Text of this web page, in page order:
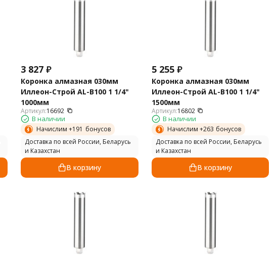
3 827 ₽
Коронка алмазная 030мм
Иллеон-Строй AL-B100 1 1/4"
1000мм
Артикул:16692
В наличии
Начислим +191 бонусов
Доставка по всей России, Беларусь
и Казахстан
В корзину
5 255 ₽
Коронка алмазная 030мм
Иллеон-Строй AL-B100 1 1/4"
1500мм
Артикул:16802
В наличии
Начислим +263 бонусов
Доставка по всей России, Беларусь
и Казахстан
В корзину